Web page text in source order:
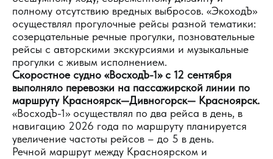
полному отсутствию вредных выбросов. «ЭкоходЪ»
осуществлял прогулочные рейсы разной тематики:
созерцательные речные прогулки, позновательные
рейсы с авторскими экскурсиями и музыкальные
прогулки с живым исполнением.
Скоростное судно «ВосходЪ-1» с 12 сентября
выполняло перевозки на пассажирской линии по
маршруту Красноярск—Дивногорск— Красноярск.
«ВосходЪ-1» осуществлял по два рейса в день, в
навигацию 2026 года по маршруту планируется
увеличение частоты рейсов – до 5 в день.
Речной маршрут между Красноярском и